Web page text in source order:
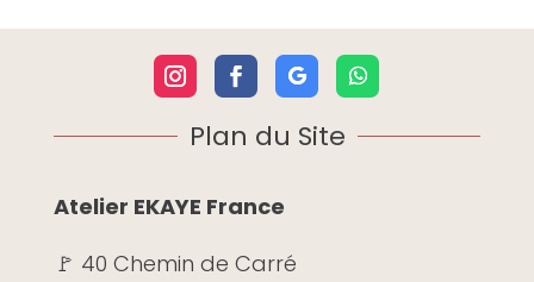
Plan du Site
Atelier EKAYE France
🚩 40 Chemin de Carré